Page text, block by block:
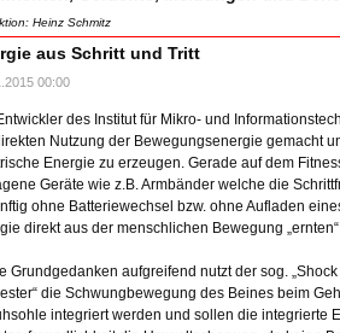
Heinz Schmitz
aus Schritt und Tritt
00:00
des Institut für Mikro- und
Nutzung der Bewegungsenergie gemacht
Energie zu erzeugen. Gerade auf dem
Geräte wie z.B. Armbänder welche die
ohne Batteriewechsel bzw. ohne Aufladen
direkt aus der menschlichen Bewegung
Grundgedanken aufgreifend nutzt der sog.
die Schwungbewegung des Beines beim
integriert werden und sollen die integrierte